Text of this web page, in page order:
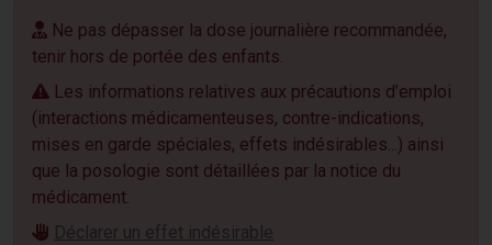
Ne pas dépasser la dose journalière recommandée,
tenir hors de portée des enfants.
Les informations relatives aux précautions d’emploi
(interactions médicamenteuses, contre-indications,
mises en garde spéciales, effets indésirables...) ainsi
que la posologie sont détaillées par la notice du
médicament.
Déclarer un effet indésirable